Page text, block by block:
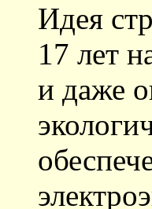
Идея
17 лет
и даже